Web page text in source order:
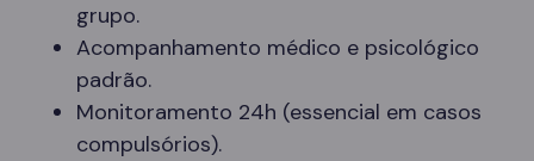
grupo.
Acompanhamento médico e psicológico
padrão.
Monitoramento 24h (essencial em casos
compulsórios).